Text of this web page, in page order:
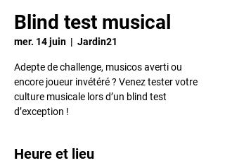
Blind test musical
mer. 14 juin
  |
Jardin21
Adepte de challenge, musicos averti ou
encore joueur invétéré ? Venez tester votre
culture musicale lors d’un blind test
d’exception !
Heure et lieu